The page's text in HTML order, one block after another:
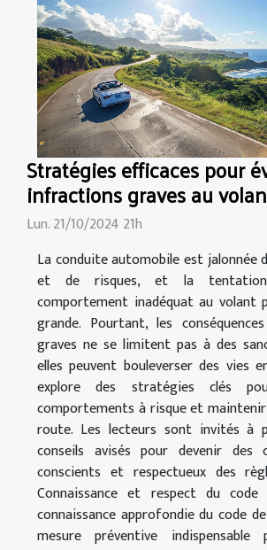
Stratégies efficaces pour
infractions graves au
Lun. 21/10/2024 21h
La conduite automobile est jalonnée
et de risques, et la tentation
comportement inadéquat au
grande. Pourtant, les
graves ne se limitent pas à des
elles peuvent bouleverser des vies
explore des stratégies clés
comportements à risque et
route. Les lecteurs sont invités à
conseils avisés pour devenir des
conscients et respectueux des
Connaissance et respect du
connaissance approfondie du code
mesure préventive